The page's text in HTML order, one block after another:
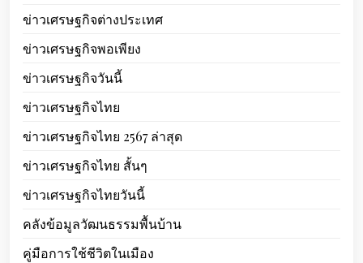
ข่าวเศรษฐกิจต่างประเทศ
ข่าวเศรษฐกิจพอเพียง
ข่าวเศรษฐกิจวันนี้
ข่าวเศรษฐกิจไทย
ข่าวเศรษฐกิจไทย 2567 ล่าสุด
ข่าวเศรษฐกิจไทย สั้นๆ
ข่าวเศรษฐกิจไทยวันนี้
คลังข้อมูลวัฒนธรรมพื้นบ้าน
คู่มือการใช้ชีวิตในเมือง